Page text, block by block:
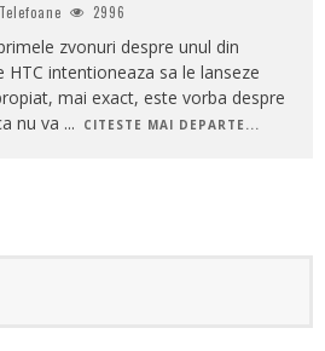
Telefoane 2996
zvonuri despre unul din
intentioneaza sa le lanseze
mai exact, este vorba despre
nu va ... CITESTE MAI DEPARTE...